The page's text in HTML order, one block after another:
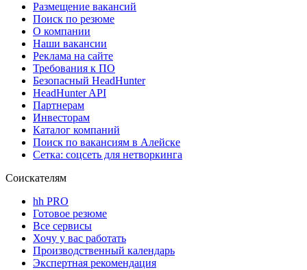
Размещение вакансий
Поиск по резюме
О компании
Наши вакансии
Реклама на сайте
Требования к ПО
Безопасный HeadHunter
HeadHunter API
Партнерам
Инвесторам
Каталог компаний
Поиск по вакансиям в Алейске
Сетка: соцсеть для нетворкинга
Соискателям
hh PRO
Готовое резюме
Все сервисы
Хочу у вас работать
Производственный календарь
Экспертная рекомендация